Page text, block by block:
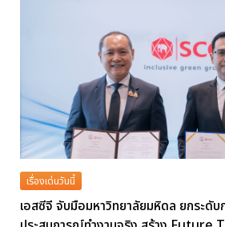
เรื่องเด่นวันนี้
เอสซีจี จับมือมหาวิทยาลัยมหิดล ยกระดั